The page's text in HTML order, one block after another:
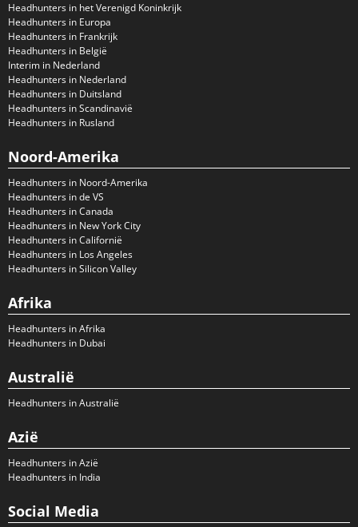
Headhunters in het Verenigd Koninkrijk
Headhunters in Europa
Headhunters in Frankrijk
Headhunters in België
Interim in Nederland
Headhunters in Nederland
Headhunters in Duitsland
Headhunters in Scandinavië
Headhunters in Rusland
Noord-Amerika
Headhunters in Noord-Amerika
Headhunters in de VS
Headhunters in Canada
Headhunters in New York City
Headhunters in Californië
Headhunters in Los Angeles
Headhunters in Silicon Valley
Afrika
Headhunters in Afrika
Headhunters in Dubai
Australië
Headhunters in Australië
Azië
Headhunters in Azië
Headhunters in India
Social Media